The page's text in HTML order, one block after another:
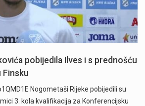
pobijedila Ilves i s prednošću
Finsku
Nogometaši Rijeke pobijedili su
3. kola kvalifikacija za Konferencijsku